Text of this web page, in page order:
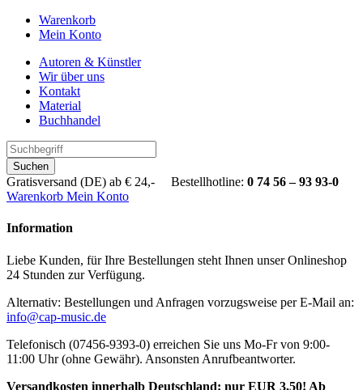
Warenkorb
Mein Konto
Autoren & Künstler
Wir über uns
Kontakt
Material
Buchhandel
Suchen
Gratisversand (DE) ab € 24,- Bestellhotline: 0 74 56 – 93 93-0
Warenkorb Mein Konto
Information
Liebe Kunden, für Ihre Bestellungen steht Ihnen unser Onlineshop
24 Stunden zur Verfügung.
Alternativ: Bestellungen und Anfragen vorzugsweise per E-Mail an:
info@cap-music.de
Telefonisch (07456-9393-0) erreichen Sie uns Mo-Fr von 9:00-
11:00 Uhr (ohne Gewähr). Ansonsten Anrufbeantworter.
Versandkosten innerhalb Deutschland: nur EUR 3,50! Ab